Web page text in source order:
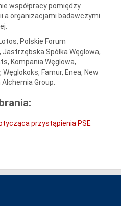
współpracy pomiędzy
a organizacjami badawczymi
Polskie Forum
Spółka Węglowa,
Kompania Węglowa,
Famur, Enea, New
Group.
przystąpienia PSE